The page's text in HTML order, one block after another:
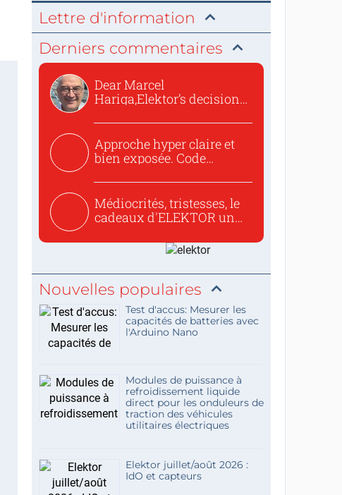
Lettre d'information
Derniers commentaires
Dear Marcel
Hariga,Elektor’s decision
Approche hyper claire et
bien exposée. Code
Médiocrités, tristesses, le
cadeaux d'ELEKTOR un
Nouvelles populaires
Test d'accus: Mesurer les
capacités de batteries avec
l'Arduino Nano
Modules de puissance à
refroidissement liquide
direct pour les onduleurs de
traction des véhicules
utilitaires électriques
Elektor juillet/août 2026 :
IdO et capteurs